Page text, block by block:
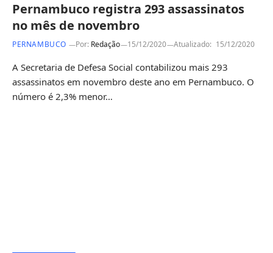
Pernambuco registra 293 assassinatos
no mês de novembro
PERNAMBUCO Por: Redação 15/12/2020 Atualizado: 15/12/2020
A Secretaria de Defesa Social contabilizou mais 293
assassinatos em novembro deste ano em Pernambuco. O
número é 2,3% menor…